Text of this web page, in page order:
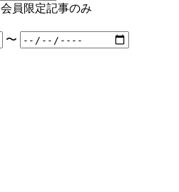
会員限定記事のみ
〜